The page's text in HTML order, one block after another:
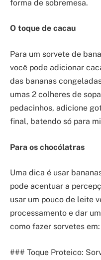
forma de sobremesa.
O toque de cacau
Para um sorvete de
você pode adicionar
das bananas
umas 2 colheres de
pedacinhos, adicione
final, batendo só para
Para os chocólatras
Uma dica é usar
pode acentuar a
usar um pouco de leite
processamento e dar
como fazer sorvetes em:
### Toque Proteico: